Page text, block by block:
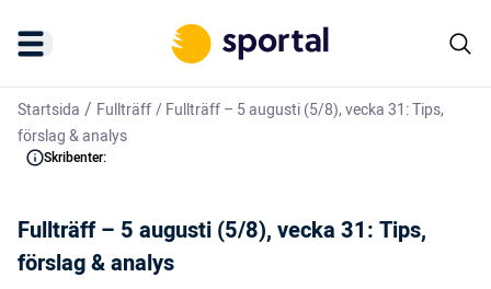
Startsida / Fullträff/Fullträff – 5 augusti (5/8), vecka 31: Tips,
förslag & analys
Skribenter:
Fullträff – 5 augusti (5/8), vecka 31: Tips,
förslag & analys